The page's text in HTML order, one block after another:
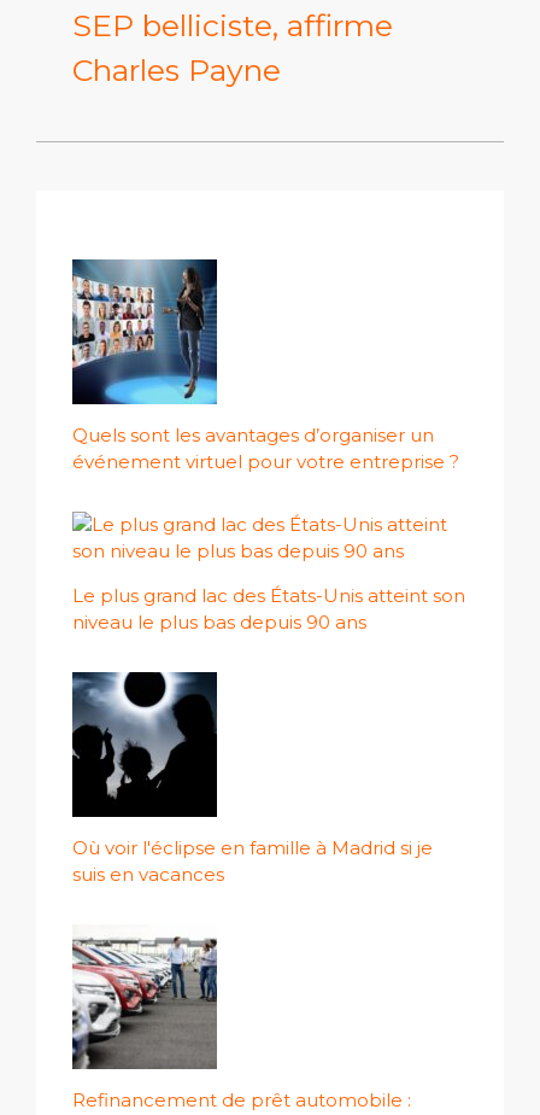
SEP belliciste, affirme
Charles Payne
Quels sont les avantages d’organiser un
événement virtuel pour votre entreprise ?
Le plus grand lac des États-Unis atteint son
niveau le plus bas depuis 90 ans
Où voir l'éclipse en famille à Madrid si je
suis en vacances
Refinancement de prêt automobile :